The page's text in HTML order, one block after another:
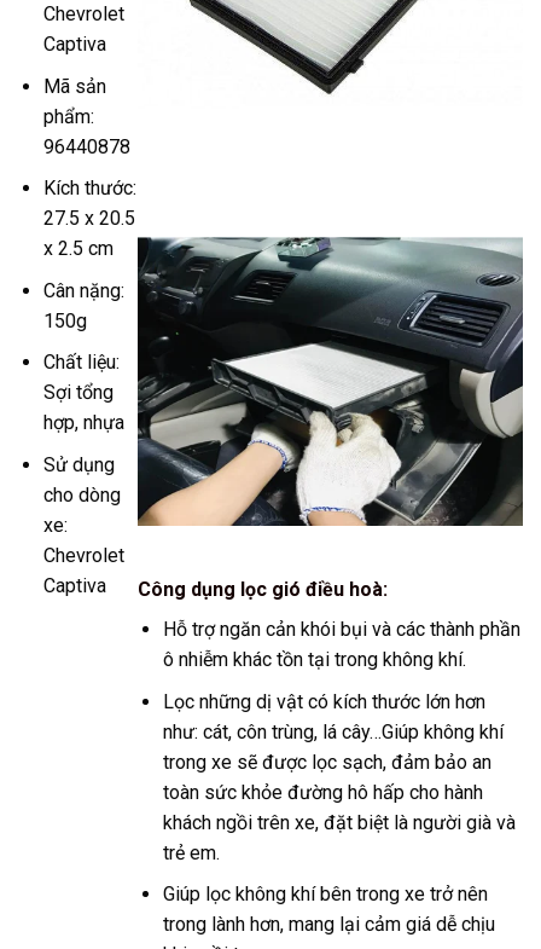
Chevrolet
Captiva
Mã sản
phẩm:
96440878
Kích thước:
27.5 x 20.5
x 2.5 cm
Cân nặng:
150g
Chất liệu:
Sợi tổng
hợp, nhựa
Sử dụng
cho dòng
xe:
Chevrolet
Captiva
Công dụng lọc gió điều hoà:
Hỗ trợ ngăn cản khói bụi và các thành phần
ô nhiễm khác tồn tại trong không khí.
Lọc những dị vật có kích thước lớn hơn
như: cát, côn trùng, lá cây…Giúp không khí
trong xe sẽ được lọc sạch, đảm bảo an
toàn sức khỏe đường hô hấp cho hành
khách ngồi trên xe, đặt biệt là người già và
trẻ em.
Giúp lọc không khí bên trong xe trở nên
trong lành hơn, mang lại cảm giá dễ chịu